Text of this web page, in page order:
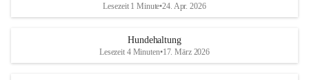
Lesezeit 1 Minute•24. Apr. 2026
Hundehaltung
Lesezeit 4 Minuten•17. März 2026